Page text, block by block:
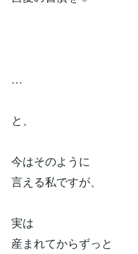
…
と、
今はそのように
言える私ですが、
実は
産まれてからずっと